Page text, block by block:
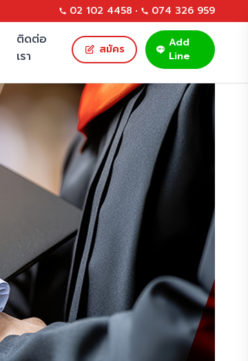
02 102 4458 • 074 326 959
ติดต่อ
เรา
สมัคร
Add
Line